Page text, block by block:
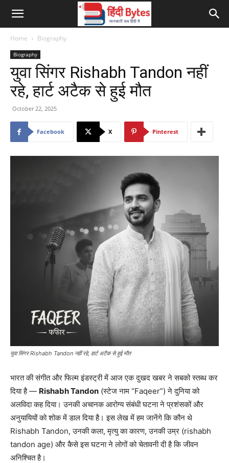
Home Biography
Biography
युवा सिंगर Rishabh Tandon नहीं
रहे, हार्ट अटैक से हुई मौत
October 22, 2025
Facebook X Pinterest
युवा सिंगर Rishabh Tandon नहीं रहे, हार्ट अटैक से हुई मौत
भारत की संगीत और फिल्म इंडस्ट्री में आज एक दुखद खबर ने सबको स्तब्ध कर
दिया है — Rishabh Tandon (स्टेज नाम “Faqeer”) ने दुनिया को
अलविदा कह दिया। उनकी अचानक आरोग्य संबंधी घटना ने प्रशंसकों और
अनुयायियों को शोक में डाल दिया है। इस लेख में हम जानेंगे कि कौन थे
Rishabh Tandon, उनकी कला, मृत्यु का कारण, उनकी उम्र (rishabh
tandon age) और कैसे इस घटना ने लोगों को चेतावनी दी है कि जीवन
अनिश्चित है।